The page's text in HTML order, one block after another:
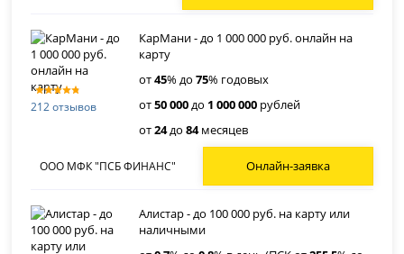
212 отзывов
КарМани - до 1 000 000 руб. онлайн на
карту
от45% до75% годовых
от50 000до 1 000 000 рублей
от24до84месяцев
ООО МФК "ПСБ ФИНАНС" Онлайн-заявка
Алистар - до 100 000 руб. на карту или
наличными